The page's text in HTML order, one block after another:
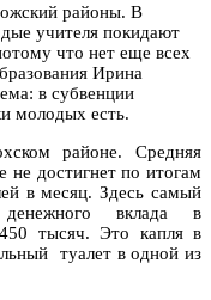
районы. В
учителя покидают
что нет еще всех
Ирина
в субвенции
молодых есть.
районе. Средняя
не достигнет по итогам
в месяц. Здесь самый
денежного вклада в
тысяч. Это капля в
туалет в одной из